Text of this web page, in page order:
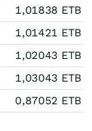
1,01838 ETB
1,01421 ETB
1,02043 ETB
1,03043 ETB
0,87052 ETB